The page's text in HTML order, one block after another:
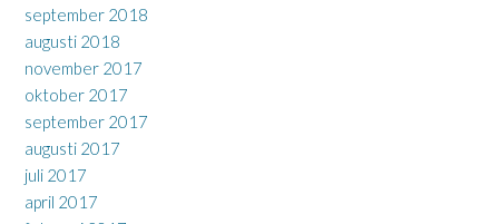
september 2018
augusti 2018
november 2017
oktober 2017
september 2017
augusti 2017
juli 2017
april 2017